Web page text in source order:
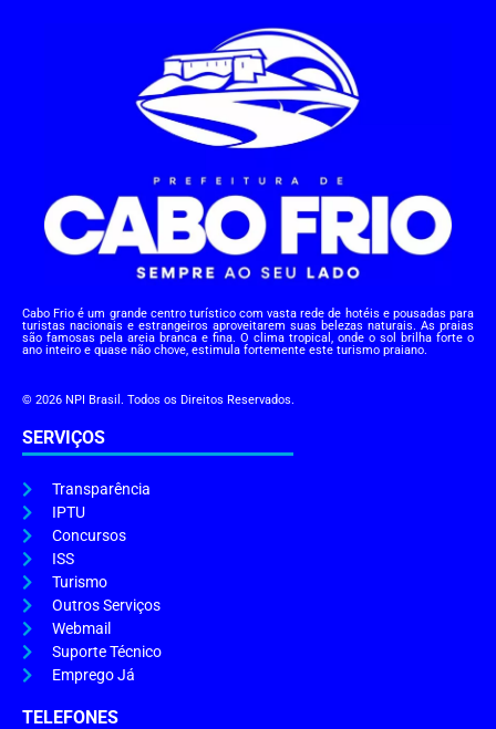
Cabo Frio é um grande centro turístico com vasta rede de hotéis e pousadas para
turistas nacionais e estrangeiros aproveitarem suas belezas naturais. As praias
são famosas pela areia branca e fina. O clima tropical, onde o sol brilha forte o
ano inteiro e quase não chove, estimula fortemente este turismo praiano.
© 2026 NPI Brasil. Todos os Direitos Reservados.
SERVIÇOS
Transparência
IPTU
Concursos
ISS
Turismo
Outros Serviços
Webmail
Suporte Técnico
Emprego Já
TELEFONES